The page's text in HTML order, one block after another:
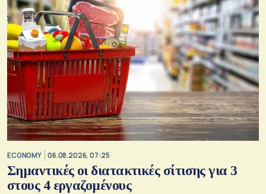
ECONOMY 06.08.2026, 07:25
Σημαντικές οι διατακτικές σίτισης για 3
στους 4 εργαζομένους